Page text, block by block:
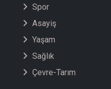
Spor
Asayiş
Yaşam
Sağlık
Çevre-Tarım